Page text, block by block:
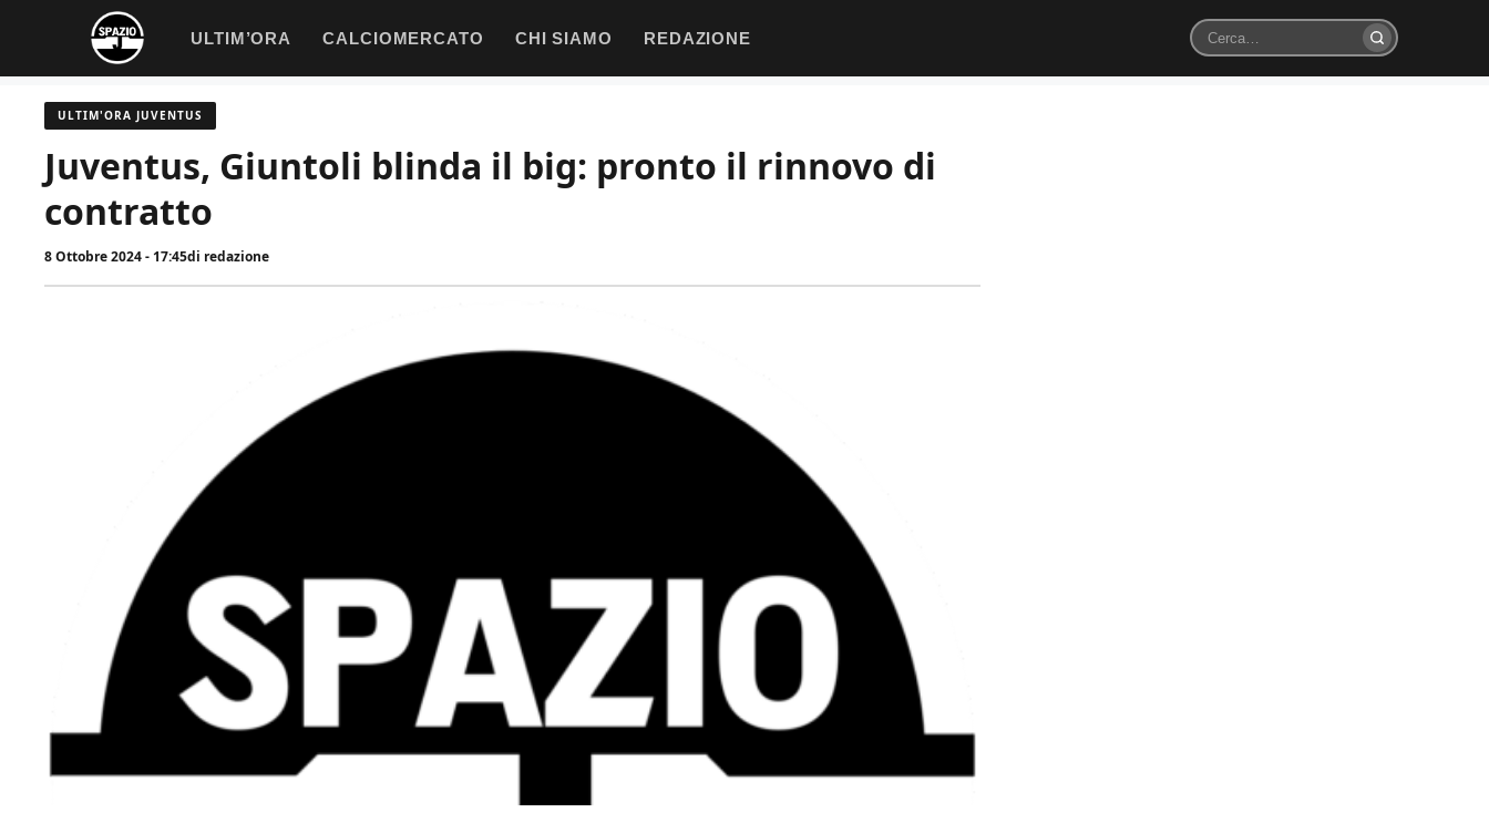
contenuto
ULTIM’ORA CALCIOMERCATO CHI SIAMO REDAZIONE
Cerca
ULTIM'ORA JUVENTUS
Juventus, Giuntoli blinda il big: pronto il rinnovo di
contratto
8 Ottobre 2024 - 17:45di redazione